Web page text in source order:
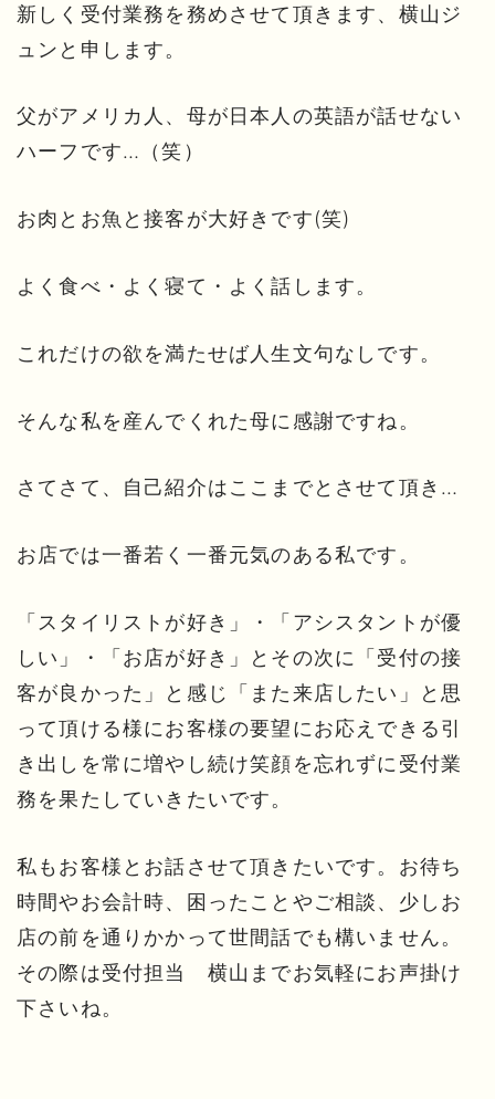
新しく受付業務を務めさせて頂きます、横山ジ
ュンと申します。
父がアメリカ人、母が日本人の英語が話せない
ハーフです…（笑）
お肉とお魚と接客が大好きです(笑)
よく食べ・よく寝て・よく話します。
これだけの欲を満たせば人生文句なしです。
そんな私を産んでくれた母に感謝ですね。
さてさて、自己紹介はここまでとさせて頂き…
お店では一番若く一番元気のある私です。
「スタイリストが好き」・「アシスタントが優
しい」・「お店が好き」とその次に「受付の接
客が良かった」と感じ「また来店したい」と思
って頂ける様にお客様の要望にお応えできる引
き出しを常に増やし続け笑顔を忘れずに受付業
務を果たしていきたいです。
私もお客様とお話させて頂きたいです。お待ち
時間やお会計時、困ったことやご相談、少しお
店の前を通りかかって世間話でも構いません。
その際は受付担当 横山までお気軽にお声掛け
下さいね。